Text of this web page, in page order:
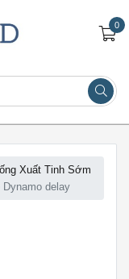
0
Xuất Tinh Sớm
delay